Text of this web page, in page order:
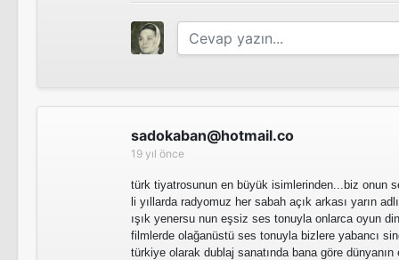
sadokaban@hotmail.co
19 yıl önce
türk tiyatrosunun en büyük isimlerinden...biz onun
li yıllarda radyomuz her sabah açık arkası yarın
ışık yenersu nun eşsiz ses tonuyla onlarca oyun
filmlerde olağanüstü ses tonuyla bizlere yabancı
türkiye olarak dublaj sanatında bana göre